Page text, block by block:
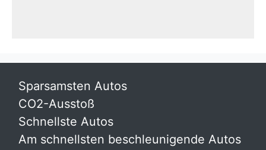
Sparsamsten Autos
CO2-Ausstoß
Schnellste Autos
Am schnellsten beschleunigende Autos